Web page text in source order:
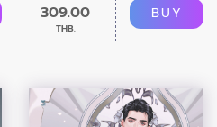
309.00
THB.
BUY